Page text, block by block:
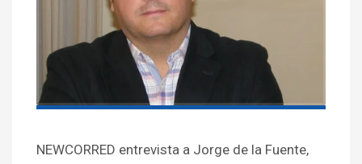
NEWCORRED entrevista a Jorge de la Fuente,